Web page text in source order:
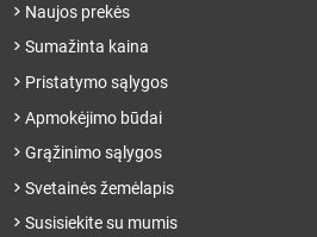
Naujos prekės
Sumažinta kaina
Pristatymo sąlygos
Apmokėjimo būdai
Grąžinimo sąlygos
Svetainės žemėlapis
Susisiekite su mumis